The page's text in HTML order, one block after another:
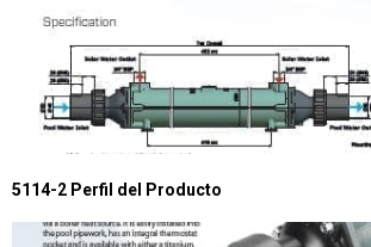
5114-2 Perfil del Producto